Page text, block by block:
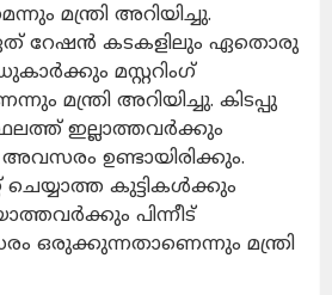
മന്ത്രി അറിയിച്ചു.
റേഷൻ കടകളിലും ഏതൊരു
മസ്റ്ററിംഗ്
മന്ത്രി അറിയിച്ചു. കിടപ്പു
ഇല്ലാത്തവർക്കും
അവസരം ഉണ്ടായിരിക്കും.
കുട്ടികൾക്കും
പിന്നീട്
ഒരുക്കുന്നതാണെന്നും മന്ത്രി